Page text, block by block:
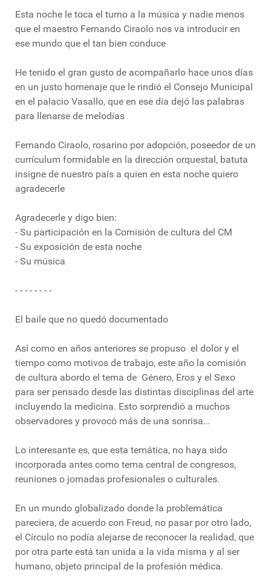
Esta noche le toca el turno a la música y nadie menos
que el maestro Fernando Ciraolo nos va introducir en
ese mundo que el tan bien conduce
He tenido el gran gusto de acompañarlo hace unos días
en un justo homenaje que le rindió el Consejo Municipal
en el palacio Vasallo, que en ese día dejó las palabras
para llenarse de melodías
Fernando Ciraolo, rosarino por adopción, poseedor de un
currículum formidable en la dirección orquestal, batuta
insigne de nuestro país a quien en esta noche quiero
agradecerle
Agradecerle y digo bien:
- Su participación en la Comisión de cultura del CM
- Su exposición de esta noche
- Su música
- - - - - - - -
El baile que no quedó documentado
Así como en años anteriores se propuso el dolor y el
tiempo como motivos de trabajo, este año la comisión
de cultura abordo el tema de Género, Eros y el Sexo
para ser pensado desde las distintas disciplinas del arte
incluyendo la medicina. Esto sorprendió a muchos
observadores y provocó más de una sonrisa…
Lo interesante es, que esta temática, no haya sido
incorporada antes como tema central de congresos,
reuniones o jornadas profesionales o culturales.
En un mundo globalizado donde la problemática
pareciera, de acuerdo con Freud, no pasar por otro lado,
el Círculo no podía alejarse de reconocer la realidad, que
por otra parte está tan unida a la vida misma y al ser
humano, objeto principal de la profesión médica.